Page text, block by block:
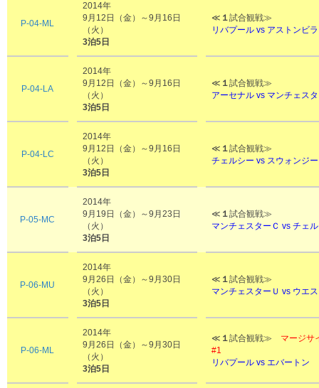
P-04-ML
2014年
9月12日（金）～9月16日
（火）
3泊5日
≪ １試合観戦≫
リバプール vs アストンビラ
P-04-LA
2014年
9月12日（金）～9月16日
（火）
3泊5日
≪ １試合観戦≫
アーセナル vs マンチェス
P-04-LC
2014年
9月12日（金）～9月16日
（火）
3泊5日
≪ １試合観戦≫
チェルシー vs スウォンジ
P-05-MC
2014年
9月19日（金）～9月23日
（火）
3泊5日
≪ １試合観戦≫
マンチェスターＣ vs チェ
P-06-MU
2014年
9月26日（金）～9月30日
（火）
3泊5日
≪ １試合観戦≫
マンチェスターＵ vs ウエ
P-06-ML
2014年
9月26日（金）～9月30日
（火）
3泊5日
≪ １試合観戦≫ マージサ
#1
リバプール vs エバートン